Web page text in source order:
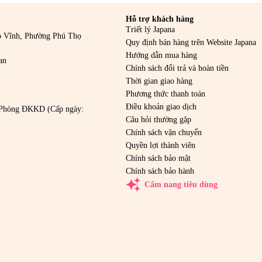
Vĩnh, Phường Phú Thọ
ĐKKD (Cấp ngày:
Hỗ trợ khách hàng
Triết lý Japana
Quy định bán hàng trên Website Japana
Hướng dẫn mua hàng
Chính sách đổi trả và hoàn tiền
Thời gian giao hàng
Phương thức thanh toán
Điều khoản giao dịch
Câu hỏi thường gặp
Chính sách vận chuyển
Quyền lợi thành viên
Chính sách bảo mật
Chính sách bảo hành
auto_awesome Cẩm nang tiêu dùng